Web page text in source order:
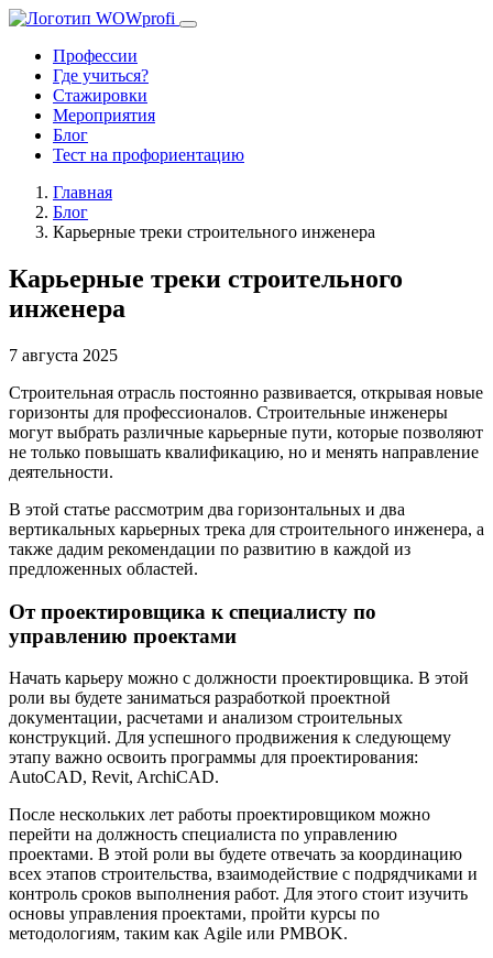
Профессии
Где учиться?
Стажировки
Мероприятия
Блог
Тест на профориентацию
Главная
Блог
Карьерные треки строительного инженера
Карьерные треки строительного
инженера
7 августа 2025
Строительная отрасль постоянно развивается, открывая новые
горизонты для профессионалов. Строительные инженеры
могут выбрать различные карьерные пути, которые позволяют
не только повышать квалификацию, но и менять направление
деятельности.
В этой статье рассмотрим два горизонтальных и два
вертикальных карьерных трека для строительного инженера, а
также дадим рекомендации по развитию в каждой из
предложенных областей.
От проектировщика к специалисту по
управлению проектами
Начать карьеру можно с должности проектировщика. В этой
роли вы будете заниматься разработкой проектной
документации, расчетами и анализом строительных
конструкций. Для успешного продвижения к следующему
этапу важно освоить программы для проектирования:
AutoCAD, Revit, ArchiCAD.
После нескольких лет работы проектировщиком можно
перейти на должность специалиста по управлению
проектами. В этой роли вы будете отвечать за координацию
всех этапов строительства, взаимодействие с подрядчиками и
контроль сроков выполнения работ. Для этого стоит изучить
основы управления проектами, пройти курсы по
методологиям, таким как Agile или PMBOK.